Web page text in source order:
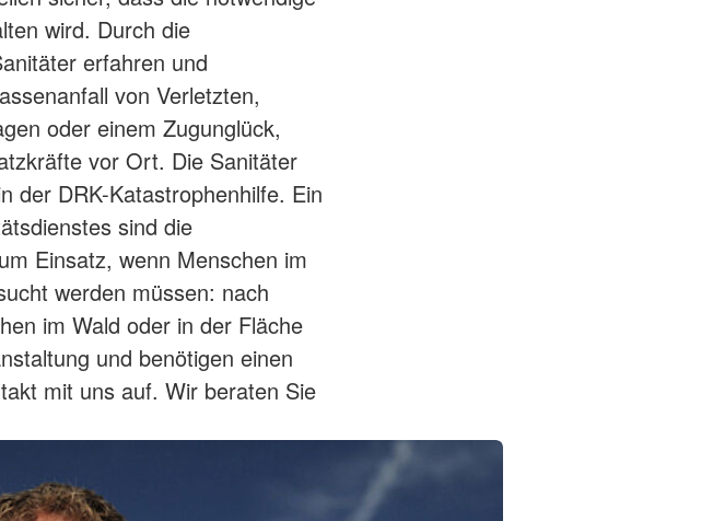
wird. Durch die
erfahren und
von Verletzten,
oder einem Zugunglück,
vor Ort. Die Sanitäter
der DRK-Katastrophenhilfe. Ein
sind die
Einsatz, wenn Menschen im
werden müssen: nach
im Wald oder in der Fläche
und benötigen einen
mit uns auf. Wir beraten Sie